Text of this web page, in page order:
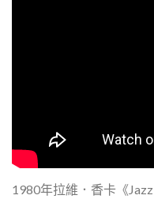
1980年拉維．香卡《